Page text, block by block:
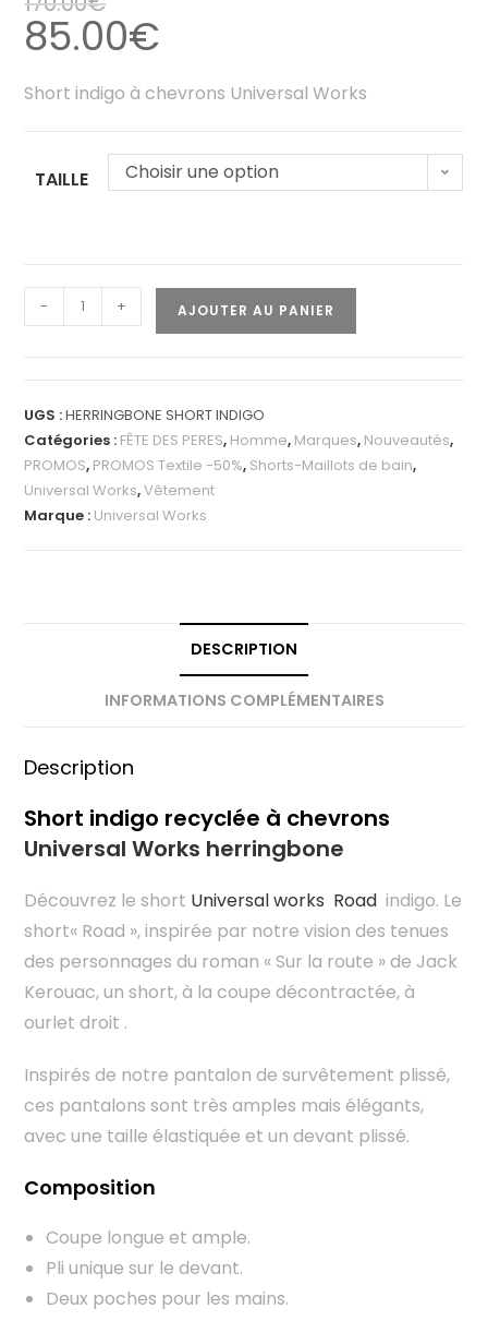
85.00€
Short indigo à chevrons Universal Works
TAILLE Choisir une option
- + AJOUTER AU PANIER
UGS :HERRINGBONE SHORT INDIGO
Catégories : FÊTE DES PERES, Homme, Marques, Nouveautés,
PROMOS, PROMOS Textile -50%, Shorts-Maillots de bain,
Universal Works,Vêtement
Marque : Universal Works
DESCRIPTION
INFORMATIONS COMPLÉMENTAIRES
Description
Short indigo recyclée à chevrons
Universal Works herringbone
Découvrez le short Universal works Road indigo. Le
short« Road », inspirée par notre vision des tenues
des personnages du roman « Sur la route » de Jack
Kerouac, un short, à la coupe décontractée, à
ourlet droit .
Inspirés de notre pantalon de survêtement plissé,
ces pantalons sont très amples mais élégants,
avec une taille élastiquée et un devant plissé.
Composition
Coupe longue et ample.
Pli unique sur le devant.
Deux poches pour les mains.